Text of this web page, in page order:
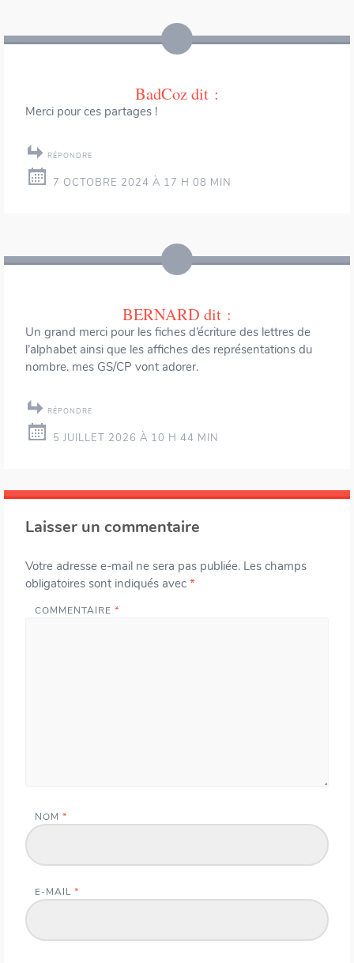
BadCozdit :
Merci pour ces partages !
RÉPONDRE
7 OCTOBRE 2024 À 17 H 08 MIN
BERNARD dit :
Un grand merci pour les fiches d’écriture des lettres de
l’alphabet ainsi que les affiches des représentations du
nombre. mes GS/CP vont adorer.
RÉPONDRE
5 JUILLET 2026 À 10 H 44 MIN
Laisser un commentaire
Votre adresse e-mail ne sera pas publiée. Les champs
obligatoires sont indiqués avec *
COMMENTAIRE *
NOM *
E-MAIL *